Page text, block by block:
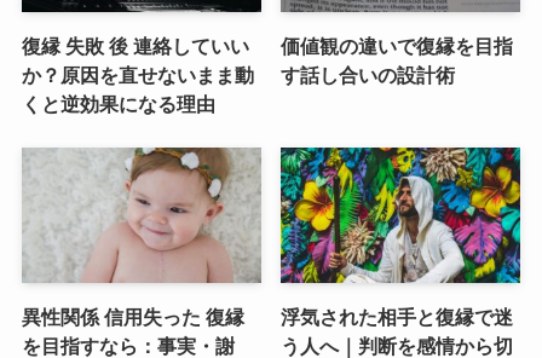
復縁 失敗 後 連絡していい
か？原因を直せないまま動
くと逆効果になる理由
価値観の違いで復縁を目指
す話し合いの設計術
異性関係 信用失った 復縁
を目指すなら：事実・謝
浮気された相手と復縁で迷
う人へ｜判断を感情から切